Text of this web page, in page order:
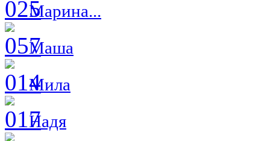
Марина...
Маша
Мила
Надя